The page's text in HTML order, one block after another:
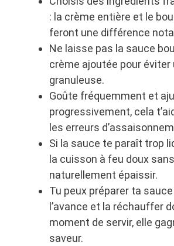
: la crème entière et le
feront une différence
Ne laisse pas la sauce
crème ajoutée pour éviter
granuleuse.
Goûte fréquemment et
progressivement, cela
les erreurs
Si la sauce te paraît trop
la cuisson à feu doux
naturellement épaissir.
Tu peux préparer ta
l’avance et la réchauffer
moment de servir, elle
saveur.